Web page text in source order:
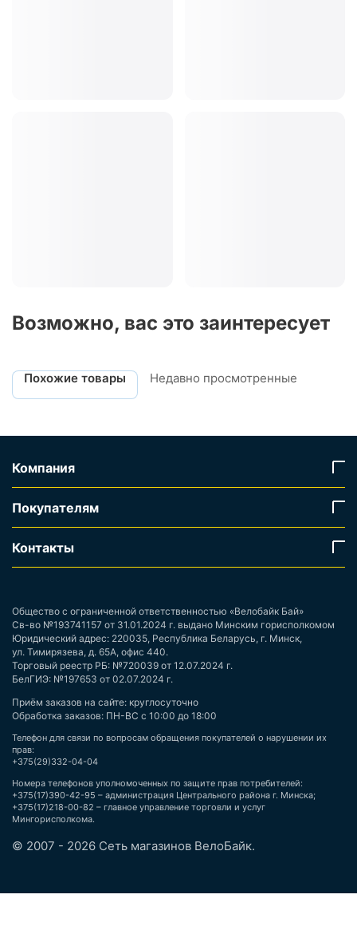
Возможно, вас это заинтересует
Похожие товары Недавно просмотренные
Компания
Покупателям
Контакты
Общество с ограниченной ответственностью «Велобайк Бай»
Св-во №193741157 от 31.01.2024 г. выдано Минским горисполкомом
Юридический адрес: 220035, Республика Беларусь, г. Минск,
ул. Тимирязева, д. 65А, офис 440.
Торговый реестр РБ: №720039 от 12.07.2024 г.
БелГИЭ: №197653 от 02.07.2024 г.
Приём заказов на сайте: круглосуточно
Обработка заказов: ПН-ВС с 10:00 до 18:00
Телефон для связи по вопросам обращения покупателей о нарушении их
прав:
+375(29)332-04-04
Номера телефонов уполномоченных по защите прав потребителей:
+375(17)390-42-95 – администрация Центрального района г. Минска;
+375(17)218-00-82 – главное управление торговли и услуг
Мингорисполкома.
© 2007 - 2026 Сеть магазинов ВелоБайк.